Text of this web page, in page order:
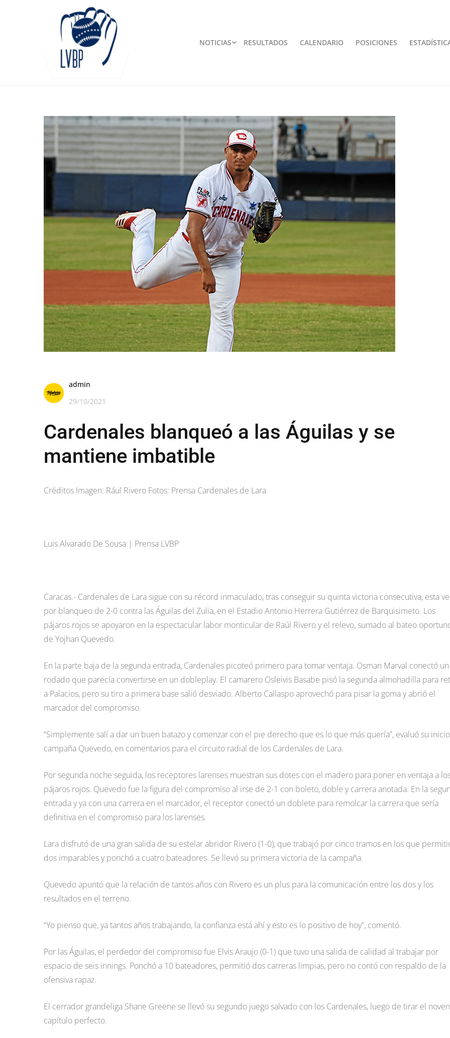
NOTICIAS RESULTADOS CALENDARIO POSICIONES
admin
29/10/2021
Cardenales blanqueó a las Águilas y se
mantiene imbatible
Créditos Imagen: Rául Rivero Fotos: Prensa Cardenales de Lara
Luis Alvarado De Sousa | Prensa LVBP
Caracas.- Cardenales de Lara sigue con su récord inmaculado, tras conseguir su quinta victoria consecutiva, esta
por blanqueo de 2-0 contra las Águilas del Zulia, en el Estadio Antonio Herrera Gutiérrez de Barquisimeto. Los
pájaros rojos se apoyaron en la espectacular labor monticular de Raúl Rivero y el relevo, sumado al bateo
de Yojhan Quevedo.
En la parte baja de la segunda entrada, Cardenales picoteó primero para tomar ventaja. Osman Marval conectó un
rodado que parecía convertirse en un dobleplay. El camarero Osleivis Basabe pisó la segunda almohadilla para
a Palacios, pero su tiro a primera base salió desviado. Alberto Callaspo aprovechó para pisar la goma y abrió el
marcador del compromiso.
“Simplemente salí a dar un buen batazo y comenzar con el pie derecho que es lo que más quería”, evaluó su
campaña Quevedo, en comentarios para el circuito radial de los Cardenales de Lara.
Por segunda noche seguida, los receptores larenses muestran sus dotes con el madero para poner en ventaja a
pájaros rojos. Quevedo fue la figura del compromiso al irse de 2-1 con boleto, doble y carrera anotada. En la
entrada y ya con una carrera en el marcador, el receptor conectó un doblete para remolcar la carrera que sería
definitiva en el compromiso para los larenses.
Lara disfrutó de una gran salida de su estelar abridor Rivero (1-0), que trabajó por cinco tramos en los que
dos imparables y ponchó a cuatro bateadores. Se llevó su primera victoria de la campaña.
Quevedo apuntó que la relación de tantos años con Rivero es un plus para la comunicación entre los dos y los
resultados en el terreno.
“Yo pienso que, ya tantos años trabajando, la confianza está ahí y esto es lo positivo de hoy”, comentó.
Por las Águilas, el perdedor del compromiso fue Elvis Araujo (0-1) que tuvo una salida de calidad al trabajar por
espacio de seis innings. Ponchó a 10 bateadores, permitió dos carreras limpias, pero no contó con respaldo de la
ofensiva rapaz.
El cerrador grandeliga Shane Greene se llevó su segundo juego salvado con los Cardenales, luego de tirar el
capítulo perfecto.